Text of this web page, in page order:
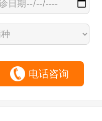
电话咨询